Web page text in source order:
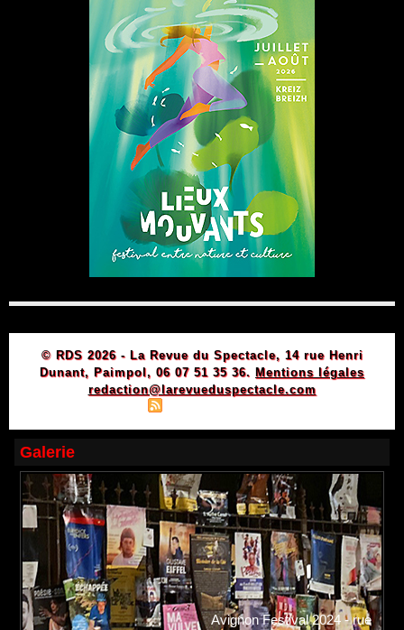
© RDS 2026 - La Revue du Spectacle, 14 rue Henri
Dunant, Paimpol, 06 07 51 35 36. Mentions légales
redaction@larevueduspectacle.com
Galerie
Avignon Festival 2024 - rue